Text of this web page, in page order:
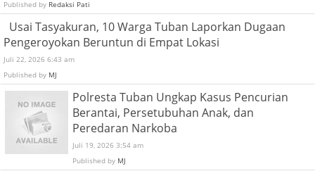
Published by Redaksi Pati
Usai Tasyakuran, 10 Warga Tuban Laporkan Dugaan
Pengeroyokan Beruntun di Empat Lokasi
Juli 22, 2026 6:43 am
Published by MJ
Polresta Tuban Ungkap Kasus Pencurian
Berantai, Persetubuhan Anak, dan
Peredaran Narkoba
Juli 19, 2026 3:54 am
Published by MJ